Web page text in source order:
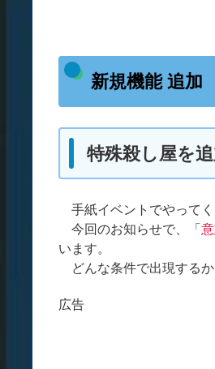
新規機能 追加
特殊殺し屋を
手紙イベントでやってく
今回のお知らせで、「
います。
どんな条件で出現するか
広告